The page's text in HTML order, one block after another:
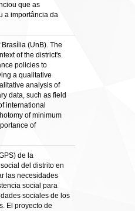
que as
a importância da
(UnB). The
of the district's
policies to
a qualitative
analysis of
data, such as field
international
of minimum
of
de la
del distrito en
las necesidades
social para
sociales de los
El proyecto de